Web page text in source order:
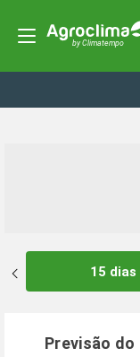
15 dias
Previsão do